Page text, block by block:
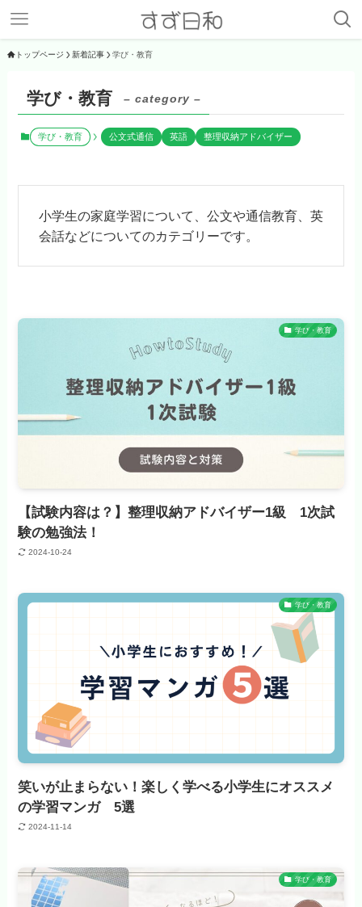
トップページ 新着記事 学び・教育
学び・教育 – category –
学び・教育 公文式通信 英語 整理収納アドバイザー
小学生の家庭学習について、公文や通信教育、英
会話などについてのカテゴリーです。
学び・教育
【試験内容は？】整理収納アドバイザー1級 1次試
験の勉強法！
2024-10-24
学び・教育
笑いが止まらない！楽しく学べる小学生にオススメ
の学習マンガ 5選
2024-11-14
学び・教育